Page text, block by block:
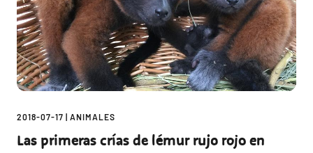
2018-07-17 ANIMALES
Las primeras crías de lémur rujo rojo en